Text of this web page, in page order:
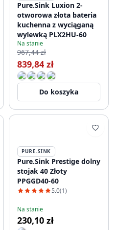
Pure.Sink Luxion 2-
otworowa złota bateria
kuchenna z wyciąganą
wylewką PLX2HU-60
Na stanie
967,44 zł
839,84 zł
Do koszyka
PURE.SINK
Pure.Sink Prestige dolny
stojak 40 Złoty
PPGGD40-60
5.0(1)
Na stanie
230,10 zł